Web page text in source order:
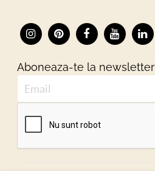
Aboneaza-te la newsletter